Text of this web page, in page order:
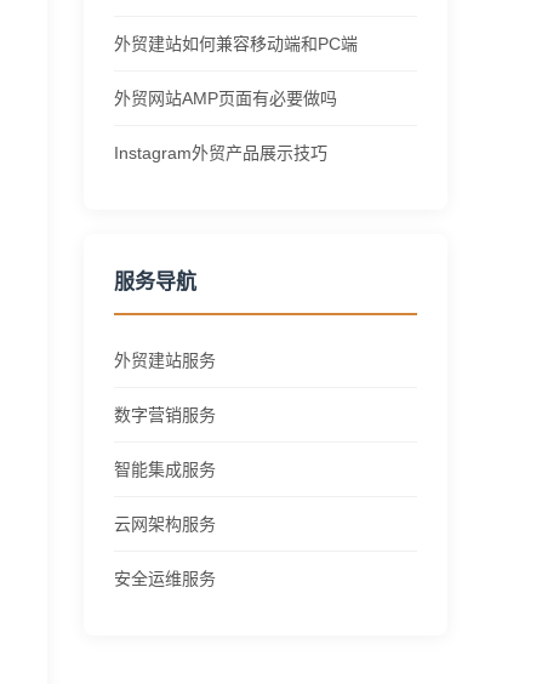
外贸建站如何兼容移动端和PC端
外贸网站AMP页面有必要做吗
Instagram外贸产品展示技巧
服务导航
外贸建站服务
数字营销服务
智能集成服务
云网架构服务
安全运维服务